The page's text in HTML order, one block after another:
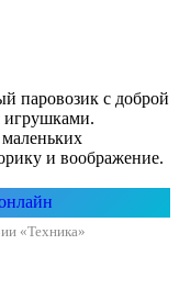
паровозик с доброй
игрушками.
и воображение.
«Техника»